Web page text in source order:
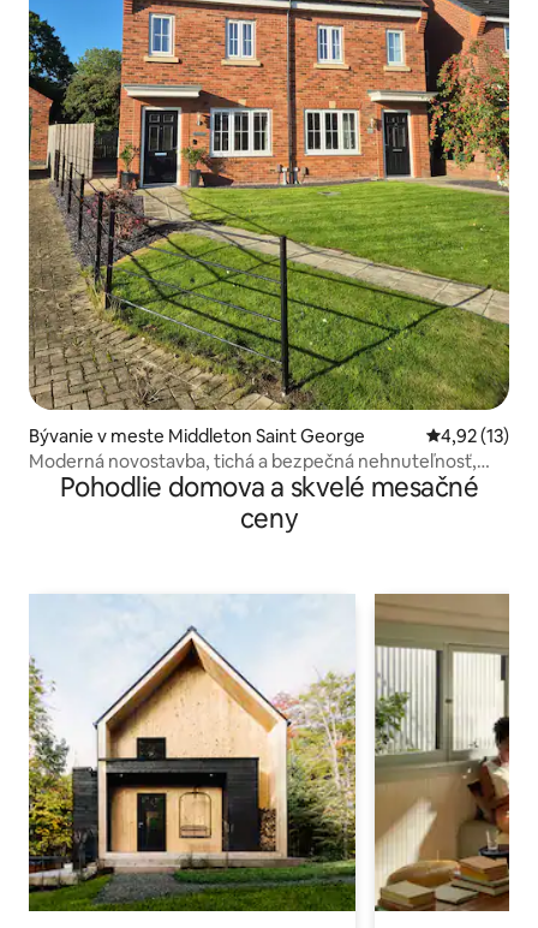
Bývanie v meste Middleton Saint George Priemerné
4,92 (13)
Moderná novostavba, tichá a bezpečná nehnuteľnosť,
parkovanie
Pohodlie domova a skvelé mesačné
ceny